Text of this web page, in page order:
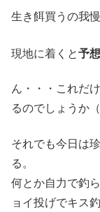
生き餌買うの我
現地に着くと予
ん・・・これだ
るのでしょうか（
それでも今日は
る。
何とか自力で釣
ョイ投げでキス